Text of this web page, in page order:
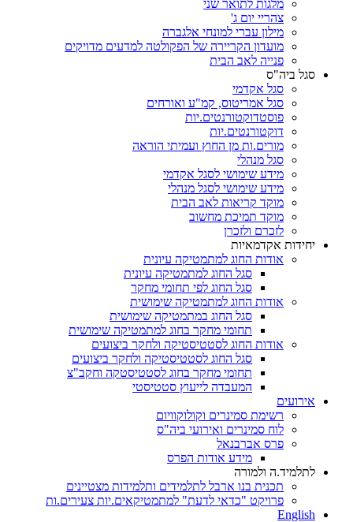
מלגות לתואר שני
צהריי יום ג'
מילון עברי למונחי אלגברה
מועדון הקריירה של הפקולטה למדעים מדויקים
פנייה לאב הבית
סגל ביה"ס
סגל אקדמי
סגל אמריטוס, קמ"ע ואורחים
פוסטדוקטורנטים.יות
דוקטורנטים.יות
מורים.ות מן החוץ ועמיתי הוראה
סגל מנהלי
מידע שימושי לסגל אקדמי
מידע שימושי לסגל מנהלי
מוקד קריאות לאב הבית
מוקד תמיכת מחשוב
לזכרם ולזכרן
יחידות אקדמאיות
אודות החוג למתמטיקה עיונית
סגל החוג למתמטיקה עיונית
סגל החוג לפי תחומי מחקר
אודות החוג למתמטיקה שימושית
סגל החוג במתמטיקה שימושית
תחומי מחקר בחוג למתמטיקה שימושית
אודות החוג לסטטיסטיקה ולחקר ביצועים
סגל החוג לסטטיסטיקה ולחקר ביצועים
תחומי מחקר בחוג לסטטיסטקה וחקב"צ
המעבדה לייעוץ סטטיסטי
אירועים
רשימת סמינרים וקולוקוויום
לוח סמינרים ואירועי ביה"ס
פרס אברבנאל
מידע אודות הפרס
לתלמיד.ה ולמורה
תכנית בנו ארבל לתלמידים ותלמידות מצטיינים
פרויקט "כדאי לדעת" למתמטיקאים.יות צעירים.ות
English